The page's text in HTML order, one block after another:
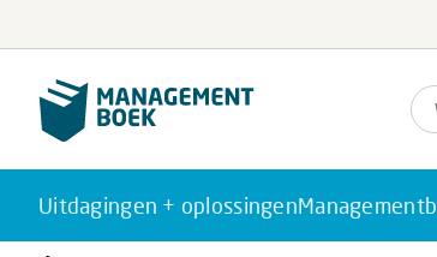
Uitdagingen + oplossingen